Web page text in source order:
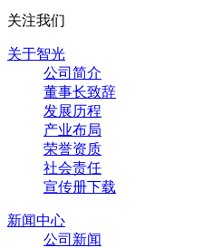
关注我们
关于智光
公司简介
董事长致辞
发展历程
产业布局
荣誉资质
社会责任
宣传册下载
新闻中心
公司新闻